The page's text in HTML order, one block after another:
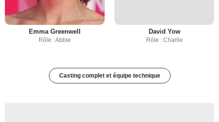
Emma Greenwell
Rôle : Abbie
David Yow
Rôle : Charlie
Casting complet et équipe technique